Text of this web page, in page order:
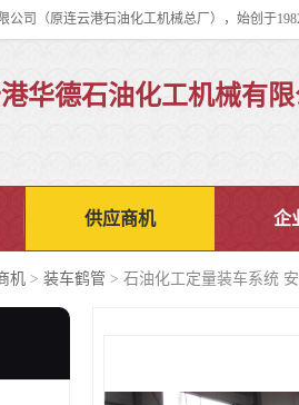
华德石油化工机械有限
供应商机 企
机 > 装车鹤管 > 石油化工定量装车系统